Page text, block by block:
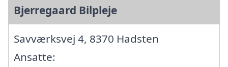
Bjerregaard Bilpleje
Savværksvej 4, 8370 Hadsten
Ansatte: